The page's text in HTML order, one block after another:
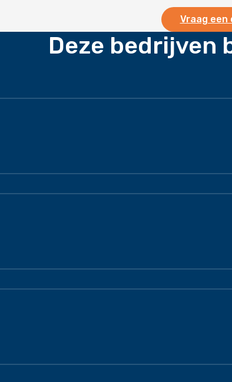
Vraag een
Deze bedrijven